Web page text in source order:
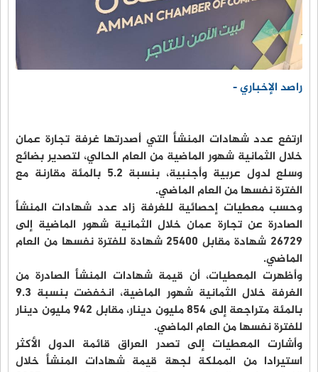
راصد الإخباري -
ارتفع عدد شهادات المنشأ التي أصدرتها غرفة تجارة عمان
خلال الثمانية شهور الماضية من العام الحالي، لتصدير بضائع
وسلع لدول عربية وأجنبية، بنسبة 5.2 بالمئة مقارنة مع
الفترة نفسها من العام الماضي.
وحسب معطيات إحصائية للغرفة زاد عدد شهادات المنشأ
الصادرة عن تجارة عمان خلال الثمانية شهور الماضية إلى
26729 شهادة مقابل 25400 شهادة للفترة نفسها من العام
الماضي.
وأظهرت المعطيات، أن قيمة شهادات المنشأ الصادرة من
الغرفة خلال الثمانية شهور الماضية، انخفضت بنسبة 9.3
بالمئة متراجعة إلى 854 مليون دينار، مقابل 942 مليون دينار
للفترة نفسها من العام الماضي.
وأشارت المعطيات إلى تصدر العراق قائمة الدول الأكثر
استيرادا من المملكة لجهة قيمة شهادات المنشأ خلال